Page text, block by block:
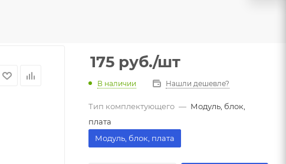
175 руб./шт
В наличии Нашли дешевле?
Тип комплектующего — Модуль, блок,
плата
Модуль, блок, плата